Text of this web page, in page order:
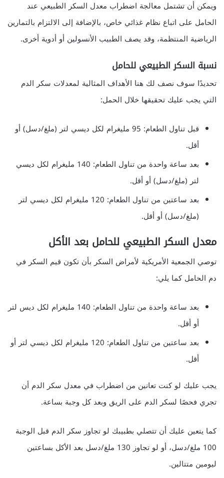
ويمكن أن تشتمل معالجة اضطراب معدل السكر الطبيعي عند
الحامل على اتباع نظام غذائي خاص، بالإضافة إلى الالتزام بالتمارين
الرياضية المنتظمة، وقد يصف الطبيب الأنسولين أو أدوية أخرى.
نسبة السكر الطبيعي للحامل
تحديدًا سوف نصف لك هنا الأهداف المثالية لمعدلات سكر الدم
التي يجب عليك تحقيقها خلال الحمل:
قبل تناول الطعام: 95 مليغرام لكل ديسي لتر (ملغ/دسل) أو
أقل.
بعد ساعة واحدة من تناول الطعام: 140 مليغرام لكل ديسي
لتر (ملغ/دسل) أو أقل.
بعد ساعتين من تناول الطعام: 120 مليغرام لكل ديسي لتر
(ملغ/دسل) أو أقل.
معدل السكر الطبيعي للحامل بعد الأكل
توصي الجمعية الأمريكية لأمراض السكر بأن تكون قيم السكر في
دم الحامل كما يلي:
بعد ساعة واحدة من تناول الطعام: 140 مليغرام لكل ديس لتر
أو أقل.
بعد ساعتين من تناول الطعام: 120 مليغرام لكل ديسي لتر أو
أقل.
يجب عليك لو كنت تعانين من اضطراب في معدل سكر الدم أن
تجري فحصًا لسكر الدم على الريق وبعد كل وجبة بساعة.
كما يتعين عليك أن تتصلي بطبيبك لو تجاوز سكر الدم قبل الوجبة
100 ملغ/دسل، أو لو تجاوز 130 ملغ/دسل بعد الأكل بساعتين
ليومين متتالين.